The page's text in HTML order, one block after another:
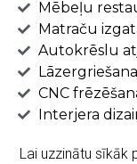
Mēbeļu
Matraču
Autokrēslu
Lāzergriešana
CNC
Interjera
Lai uzzinātu sīkāk